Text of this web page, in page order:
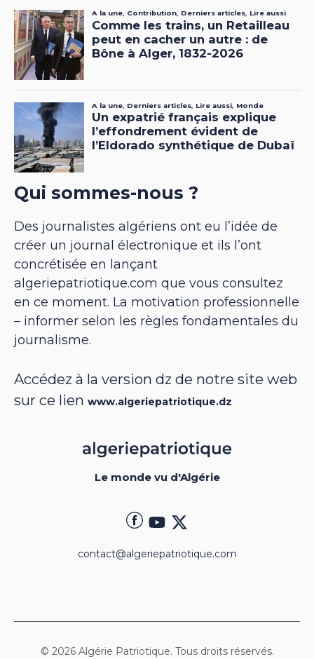
Qui sommes-nous ?
Des journalistes algériens ont eu l’idée de
créer un journal électronique et ils l’ont
concrétisée en lançant
algeriepatriotique.com que vous consultez
en ce moment. La motivation professionnelle
– informer selon les règles fondamentales du
journalisme.
Accédez à la version dz de notre site web
sur ce lien www.algeriepatriotique.dz
Le monde vu d'Algérie
contact@algeriepatriotique.com
© 2026 Algérie Patriotique. Tous droits réservés.